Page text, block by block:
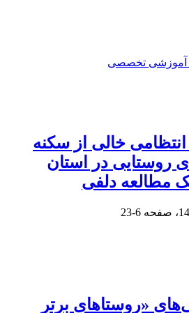
آموزشی تخصصی
انتظامی خالی از سکنه
روستایی در استان
مطالعه دلفی
6-23
«روستاهای برتر